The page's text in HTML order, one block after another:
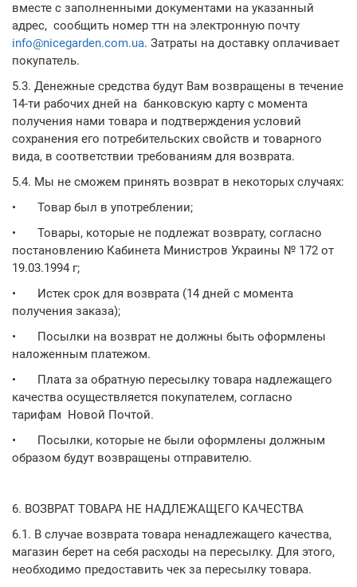
вместе с заполненными документами на указанный
адрес, сообщить номер ттн на электронную почту
info@nicegarden.com.ua. Затраты на доставку оплачивает
покупатель.
5.3. Денежные средства будут Вам возвращены в течение
14-ти рабочих дней на банковскую карту с момента
получения нами товара и подтверждения условий
сохранения его потребительских свойств и товарного
вида, в соответствии требованиям для возврата.
5.4. Мы не сможем принять возврат в некоторых случаях:
•
Товар был в употреблении;
•
Товары, которые не подлежат возврату, согласно
постановлению Кабинета Министров Украины № 172 от
19.03.1994 г;
•
Истек срок для возврата (14 дней с момента
получения заказа);
•
Посылки на возврат не должны быть оформлены
наложенным платежом.
•
Плата за обратную пересылку товара надлежащего
качества осуществляется покупателем, согласно
тарифам Новой Почтой.
•
Посылки, которые не были оформлены должным
образом будут возвращены отправителю.
6. ВОЗВРАТ ТОВАРА НЕ НАДЛЕЖАЩЕГО КАЧЕСТВА
6.1. В случае возврата товара ненадлежащего качества,
магазин берет на себя расходы на пересылку. Для этого,
необходимо предоставить чек за пересылку товара.